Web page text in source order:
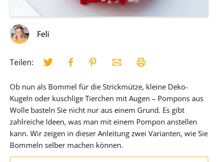
Feli
Teilen:
Ob nun als Bommel für die Strickmütze, kleine Deko-
Kugeln oder kuschlige Tierchen mit Augen – Pompons aus
Wolle basteln Sie nicht nur aus einem Grund. Es gibt
zahlreiche Ideen, was man mit einem Pompon anstellen
kann. Wir zeigen in dieser Anleitung zwei Varianten, wie Sie
Bommeln selber machen können.